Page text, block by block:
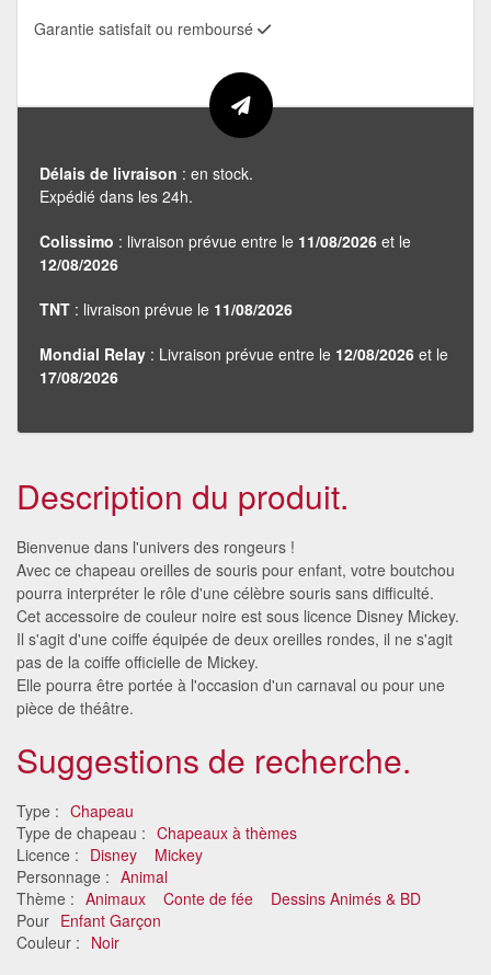
Garantie satisfait ou remboursé
Délais de livraison : en stock.
Expédié dans les 24h.
Colissimo : livraison prévue entre le 11/08/2026 et le
12/08/2026
TNT : livraison prévue le 11/08/2026
Mondial Relay : Livraison prévue entre le 12/08/2026 et le
17/08/2026
Description du produit.
Bienvenue dans l'univers des rongeurs !
Avec ce chapeau oreilles de souris pour enfant, votre boutchou
pourra interpréter le rôle d'une célèbre souris sans difficulté.
Cet accessoire de couleur noire est sous licence Disney Mickey.
Il s'agit d'une coiffe équipée de deux oreilles rondes, il ne s'agit
pas de la coiffe officielle de Mickey.
Elle pourra être portée à l'occasion d'un carnaval ou pour une
pièce de théâtre.
Suggestions de recherche.
Type : Chapeau
Type de chapeau : Chapeaux à thèmes
Licence : Disney
Mickey
Personnage : Animal
Thème : Animaux Conte de fée
Dessins Animés & BD
Pour Enfant Garçon
Couleur : Noir